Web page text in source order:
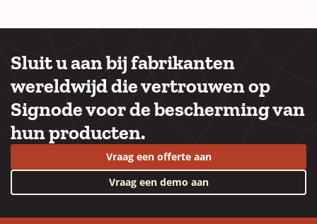
Sluit u aan bij fabrikanten
wereldwijd die vertrouwen op
Signode voor de bescherming van
hun producten.
Vraag een offerte aan
Vraag een demo aan